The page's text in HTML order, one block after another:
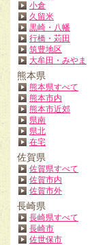
小倉
久留米
黒崎・八幡
行橋・苅田
筑豊地区
大牟田・みやま
熊本県
熊本県すべて
熊本市内
熊本市近郊
県南
県北
在宅
佐賀県
佐賀県すべて
佐賀市内
佐賀市外
長崎県
長崎県すべて
長崎市
佐世保市